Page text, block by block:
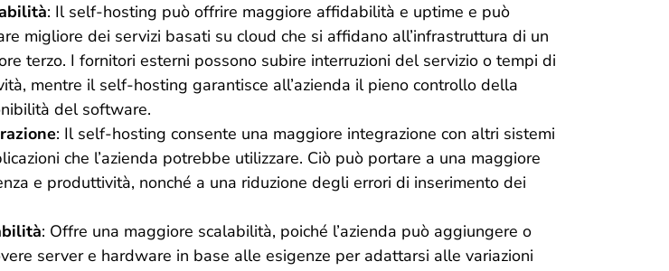
: Il self-hosting può offrire maggiore affidabilità e uptime e può
migliore dei servizi basati su cloud che si affidano all’infrastruttura di un
terzo. I fornitori esterni possono subire interruzioni del servizio o tempi di
mentre il self-hosting garantisce all’azienda il pieno controllo della
del software.
: Il self-hosting consente una maggiore integrazione con altri sistemi
che l’azienda potrebbe utilizzare. Ciò può portare a una maggiore
e produttività, nonché a una riduzione degli errori di inserimento dei
: Offre una maggiore scalabilità, poiché l’azienda può aggiungere o
server e hardware in base alle esigenze per adattarsi alle variazioni